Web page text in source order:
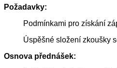
Požadavky:
Podmínkami pro získání
Úspěšné složení zkoušky
Osnova přednášek: